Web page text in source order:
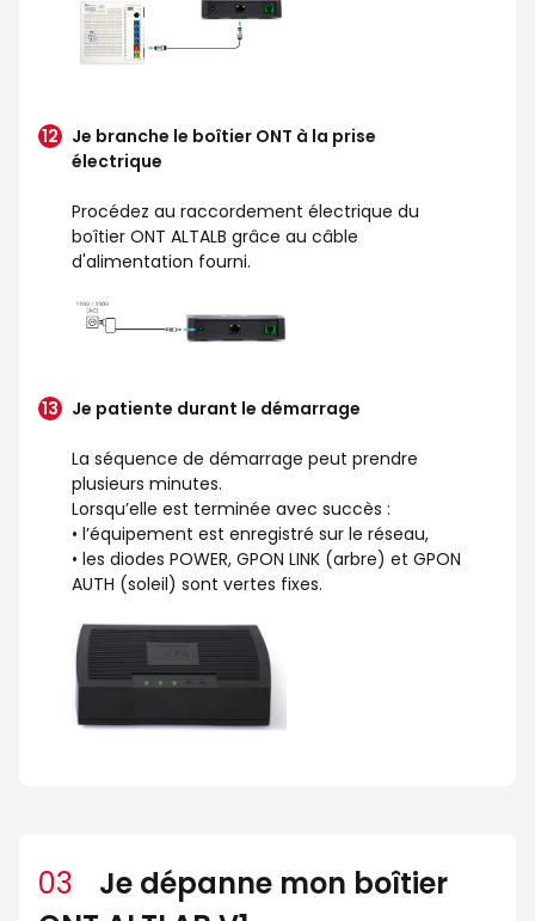
Je branche le boîtier ONT à la prise
électrique
Procédez au raccordement électrique du
boîtier ONT ALTALB grâce au câble
d'alimentation fourni.
Je patiente durant le démarrage
La séquence de démarrage peut prendre
plusieurs minutes.
Lorsqu’elle est terminée avec succès :
• l’équipement est enregistré sur le réseau,
• les diodes POWER, GPON LINK (arbre) et GPON
AUTH (soleil) sont vertes fixes.
03
Je dépanne mon boîtier